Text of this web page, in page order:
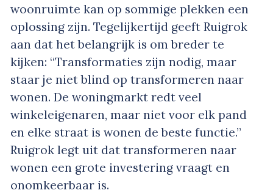
woonruimte kan op sommige plekken een
oplossing zijn. Tegelijkertijd geeft Ruigrok
aan dat het belangrijk is om breder te
kijken: “Transformaties zijn nodig, maar
staar je niet blind op transformeren naar
wonen. De woningmarkt redt veel
winkeleigenaren, maar niet voor elk pand
en elke straat is wonen de beste functie.”
Ruigrok legt uit dat transformeren naar
wonen een grote investering vraagt en
onomkeerbaar is.